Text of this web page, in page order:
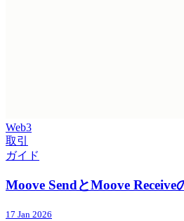
Web3
取引
ガイド
Moove SendとMoove Receive
17 Jan 2026